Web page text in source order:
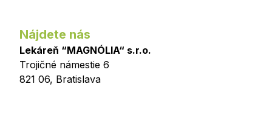
Nájdete nás
Lekáreň “MAGNÓLIA“ s.r.o.
Trojičné námestie 6
821 06, Bratislava